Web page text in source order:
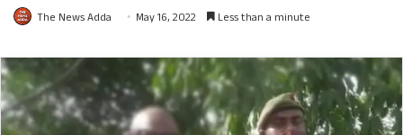
The News Adda May 16, 2022 Less than a minute